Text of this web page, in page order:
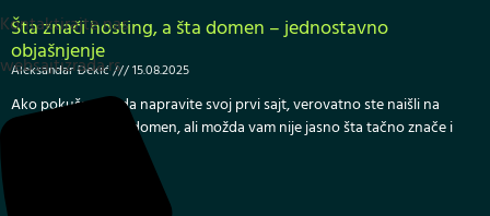
Šta znači hosting, a šta domen – jednostavno
objašnjenje
Aleksandar Đekić 15.08.2025
Ako pokušavate da napravite svoj prvi sajt, verovatno ste naišli na
pojmove hosting i domen, ali možda vam nije jasno šta tačno znače i
Kontaktirajte nas
websajtizrada.rs